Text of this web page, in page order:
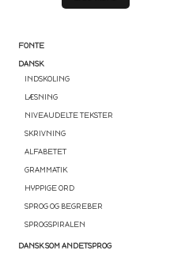
FONTE
DANSK
INDSKOLING
LÆSNING
NIVEAUDELTE TEKSTER
SKRIVNING
ALFABETET
GRAMMATIK
HYPPIGE ORD
SPROG OG BEGREBER
SPROGSPIRALEN
DANSK SOM ANDETSPROG